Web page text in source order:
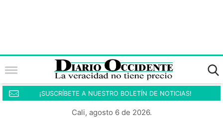
¡SUSCRÍBETE A NUESTRO BOLETÍN DE NOTICIAS!
Cali, agosto 6 de 2026.